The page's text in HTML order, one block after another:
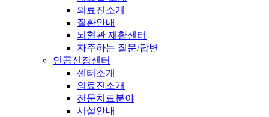
의료진소개
질환안내
뇌혈관 재활센터
자주하는 질문/답변
인공신장센터
센터소개
의료진소개
전문치료분야
시설안내